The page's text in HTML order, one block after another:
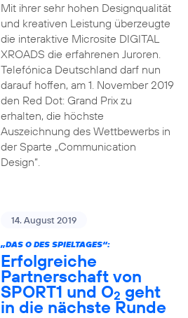
Mit ihrer sehr hohen Designqualität
und kreativen Leistung überzeugte
die interaktive Microsite DIGITAL
XROADS die erfahrenen Juroren.
Telefónica Deutschland darf nun
darauf hoffen, am 1. November 2019
den Red Dot: Grand Prix zu
erhalten, die höchste
Auszeichnung des Wettbewerbs in
der Sparte „Communication
Design“.
14. August 2019
„DAS O DES SPIELTAGES“:
Erfolgreiche
Partnerschaft von
SPORT1 und O2 geht
in die nächste Runde